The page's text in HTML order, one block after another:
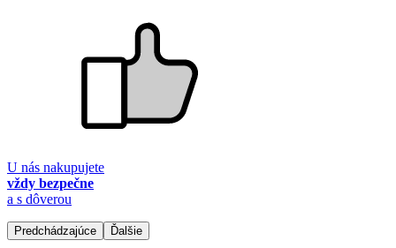
U nás nakupujete
vždy bezpečne
a s dôverou
Predchádzajúce Ďalšie